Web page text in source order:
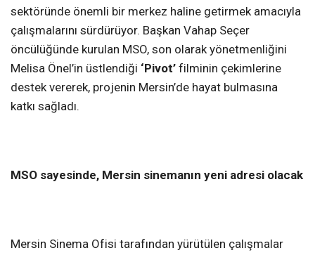
sektöründe önemli bir merkez haline getirmek amacıyla
çalışmalarını sürdürüyor. Başkan Vahap Seçer
öncülüğünde kurulan MSO, son olarak yönetmenliğini
Melisa Önel’in üstlendiği ‘Pivot’ filminin çekimlerine
destek vererek, projenin Mersin’de hayat bulmasına
katkı sağladı.
MSO sayesinde, Mersin sinemanın yeni adresi olacak
Mersin Sinema Ofisi tarafından yürütülen çalışmalar